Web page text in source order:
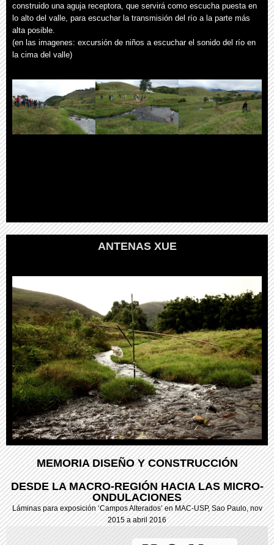
construido una aguja receptora, que servirá como escucha puesta en
lo alto del valle, para escuchar la transmisión del río a la parte más
alta posible.
(en las imagenes: excursión de niños a escuchar el sonido del río en
la cima del valle)
ANTENAS XUE
MEMORIA DISEÑO Y CONSTRUCCIÓN
DESDE LA MACRO-REGIÓN HACIA LAS MICRO-
ONDULACIONES
Láminas para exposición ‘Campos Alterados’ en MAC-USP, Sao Paulo, nov
2015 a abril 2016